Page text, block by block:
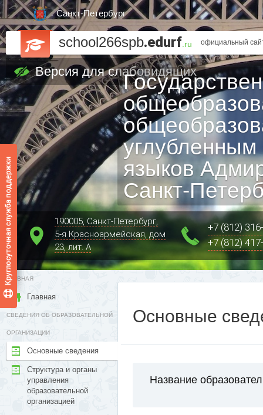
Санкт-Петербург
school266spb.edurf .ru официальный
Версия для слабовидящих
языков
190005, Санкт-Петербург,
5-я Красноармейская, дом
23, лит. А
+7 (812)
+7 (812)
ГЛАВНАЯ
Главная
СВЕДЕНИЯ ОБ ОБРАЗОВАТЕЛЬНОЙ
ОРГАНИЗАЦИИ
Основные сведения
Структура и органы
управления
образовательной
организацией
Основные
Название